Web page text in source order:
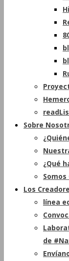
Sobre
¿Qué
Los
línea
de